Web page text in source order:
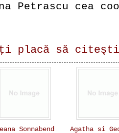
Petrascu cea
ţi placă să
Sonnabend Agatha si